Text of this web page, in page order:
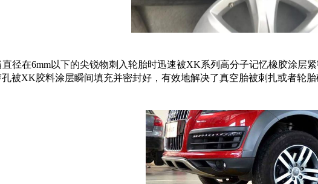
直径在6mm以下的尖锐物刺入轮胎时迅速被XK系列高分子记忆橡胶涂层
被XK胶料涂层瞬间填充并密封好，有效地解决了真空胎被刺扎或者轮胎